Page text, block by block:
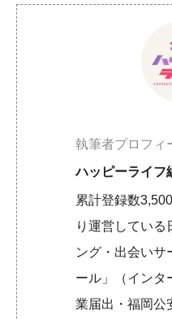
執筆者プロフィ
ハッピーライフ
累計登録数
り運営している
ング・出会いサ
ール」（インタ
業届出・福岡公